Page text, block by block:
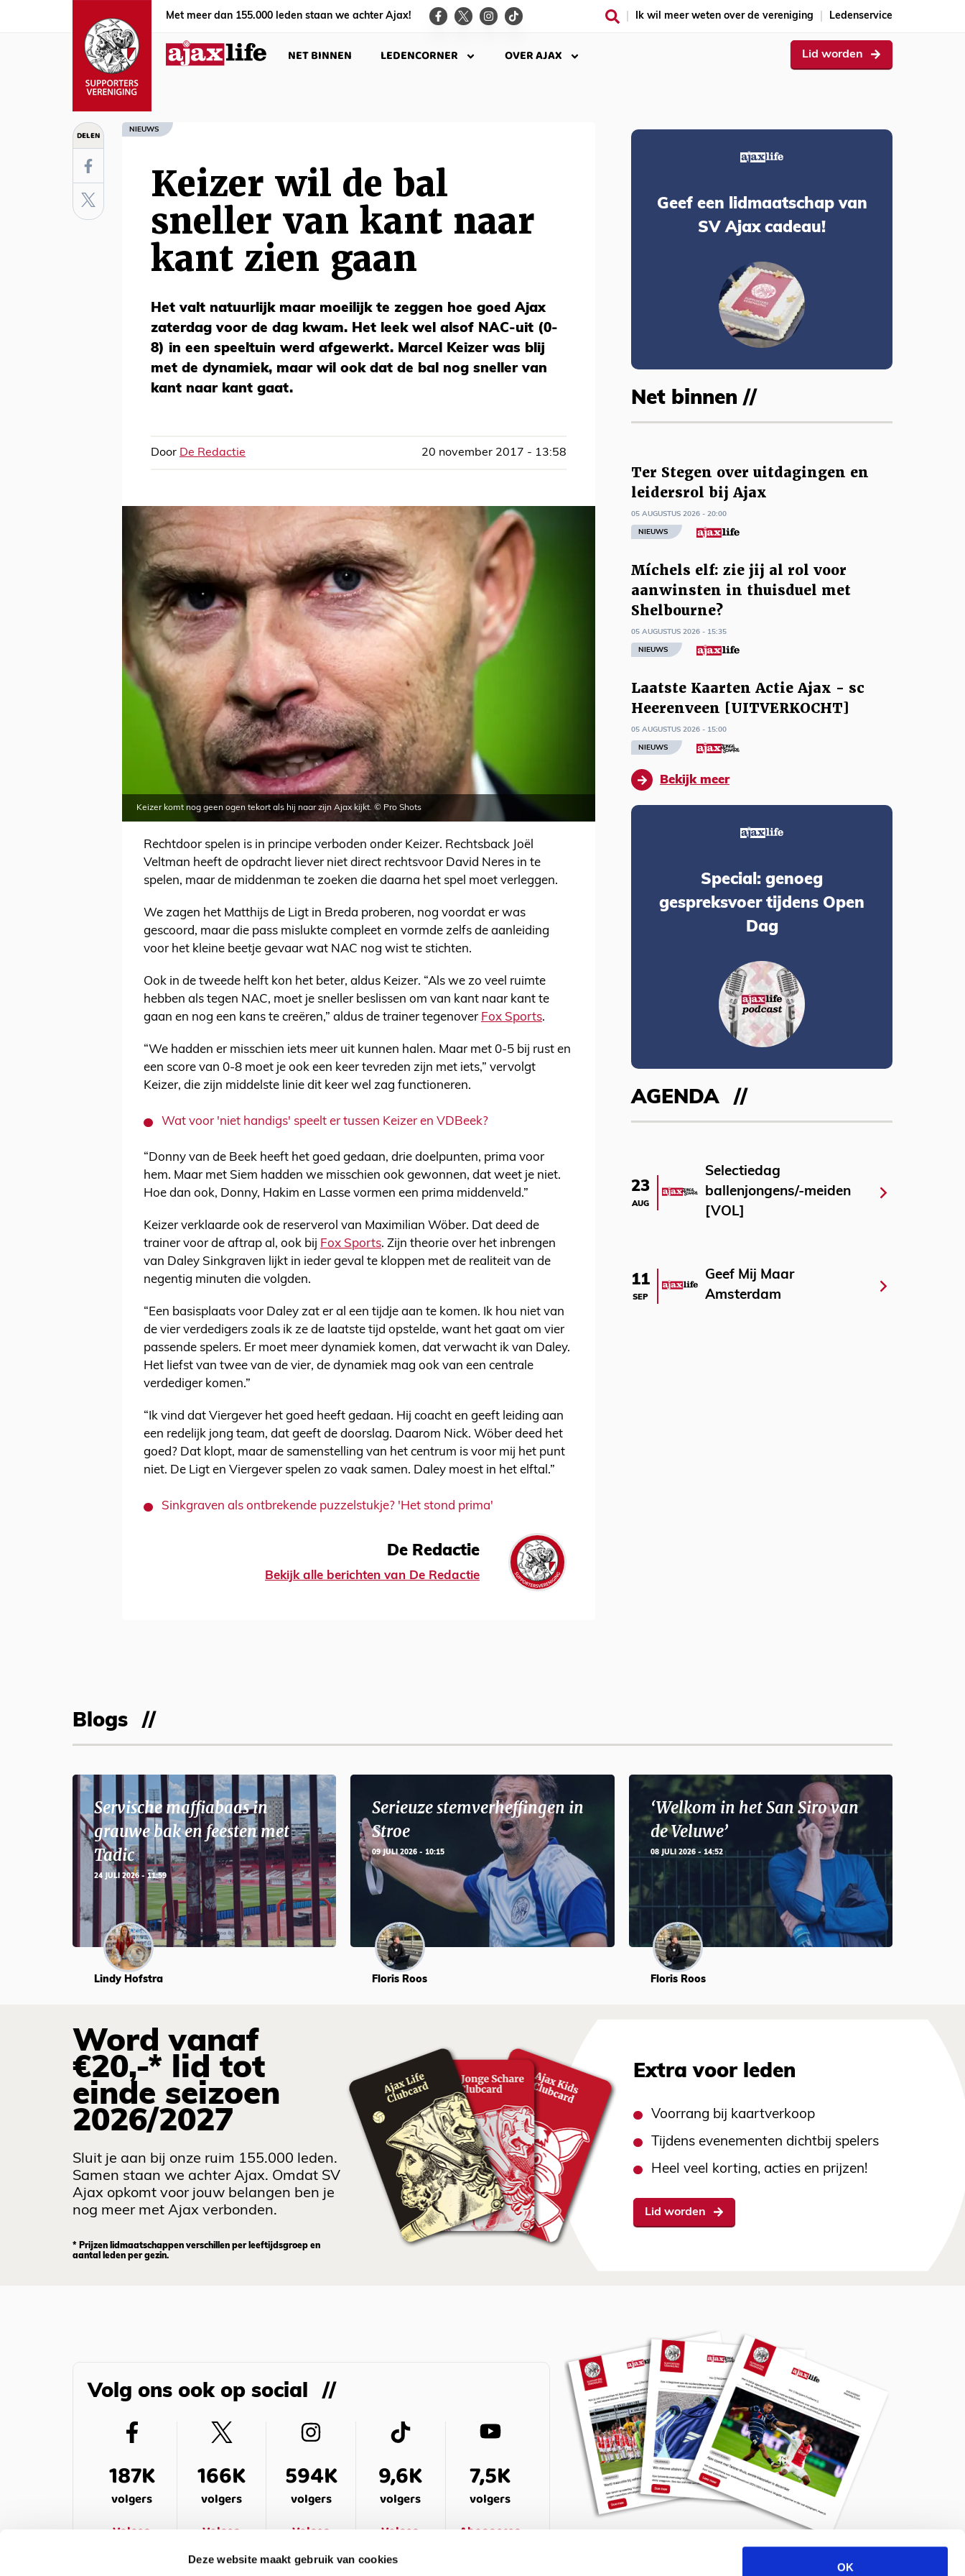
Deze website maakt gebruik van cookies
OK
Met meer dan 155.000 leden staan we achter Ajax! Ik wil meer weten over de vereniging Ledenservice
NET BINNEN LEDENCORNER OVER AJAX Lid worden
DELEN NIEUWS
Keizer wil de bal
sneller van kant naar
kant zien gaan
Het valt natuurlijk maar moeilijk te zeggen hoe goed Ajax
zaterdag voor de dag kwam. Het leek wel alsof NAC-uit (0-
8) in een speeltuin werd afgewerkt. Marcel Keizer was blij
met de dynamiek, maar wil ook dat de bal nog sneller van
kant naar kant gaat.
Door De Redactie 20 november 2017 - 13:58
Keizer komt nog geen ogen tekort als hij naar zijn Ajax kijkt. © Pro Shots
Rechtdoor spelen is in principe verboden onder Keizer. Rechtsback Joël
Veltman heeft de opdracht liever niet direct rechtsvoor David Neres in te
spelen, maar de middenman te zoeken die daarna het spel moet verleggen.
We zagen het Matthijs de Ligt in Breda proberen, nog voordat er was
gescoord, maar die pass mislukte compleet en vormde zelfs de aanleiding
voor het kleine beetje gevaar wat NAC nog wist te stichten.
Ook in de tweede helft kon het beter, aldus Keizer. “Als we zo veel ruimte
hebben als tegen NAC, moet je sneller beslissen om van kant naar kant te
gaan en nog een kans te creëren,” aldus de trainer tegenover Fox Sports.
“We hadden er misschien iets meer uit kunnen halen. Maar met 0-5 bij rust en
een score van 0-8 moet je ook een keer tevreden zijn met iets,” vervolgt
Keizer, die zijn middelste linie dit keer wel zag functioneren.
Wat voor 'niet handigs' speelt er tussen Keizer en VDBeek?
“Donny van de Beek heeft het goed gedaan, drie doelpunten, prima voor
hem. Maar met Siem hadden we misschien ook gewonnen, dat weet je niet.
Hoe dan ook, Donny, Hakim en Lasse vormen een prima middenveld.”
Keizer verklaarde ook de reserverol van Maximilian Wöber. Dat deed de
trainer voor de aftrap al, ook bij Fox Sports. Zijn theorie over het inbrengen
van Daley Sinkgraven lijkt in ieder geval te kloppen met de realiteit van de
negentig minuten die volgden.
“Een basisplaats voor Daley zat er al een tijdje aan te komen. Ik hou niet van
de vier verdedigers zoals ik ze de laatste tijd opstelde, want het gaat om vier
passende spelers. Er moet meer dynamiek komen, dat verwacht ik van Daley.
Het liefst van twee van de vier, de dynamiek mag ook van een centrale
verdediger komen.”
“Ik vind dat Viergever het goed heeft gedaan. Hij coacht en geeft leiding aan
een redelijk jong team, dat geeft de doorslag. Daarom Nick. Wöber deed het
goed? Dat klopt, maar de samenstelling van het centrum is voor mij het punt
niet. De Ligt en Viergever spelen zo vaak samen. Daley moest in het elftal.”
Sinkgraven als ontbrekende puzzelstukje? 'Het stond prima'
De Redactie
Bekijk alle berichten van De Redactie
Geef een lidmaatschap van
SV Ajax cadeau!
Net binnen //
Ter Stegen over uitdagingen en
leidersrol bij Ajax
05 AUGUSTUS 2026 - 20:00
NIEUWS
Míchels elf: zie jij al rol voor
aanwinsten in thuisduel met
Shelbourne?
05 AUGUSTUS 2026 - 15:35
NIEUWS
Laatste Kaarten Actie Ajax - sc
Heerenveen [UITVERKOCHT]
05 AUGUSTUS 2026 - 15:00
NIEUWS
Bekijk meer
Special: genoeg
gespreksvoer tijdens Open
Dag
AGENDA
23
AUG
Selectiedag
ballenjongens/-meiden
[VOL]
11
SEP
Geef Mij Maar
Amsterdam
Blogs
Servische maffiabaas in
grauwe bak en feesten met
Tadic
24 JULI 2026 - 11:59
Lindy Hofstra
Serieuze stemverheffingen in
Stroe
09 JULI 2026 - 10:15
Floris Roos
‘Welkom in het San Siro van
de Veluwe’
08 JULI 2026 - 14:52
Floris Roos
Word vanaf
€20,-* lid tot
einde seizoen
2026/2027
Sluit je aan bij onze ruim 155.000 leden.
Samen staan we achter Ajax. Omdat SV
Ajax opkomt voor jouw belangen ben je
nog meer met Ajax verbonden.
* Prijzen lidmaatschappen verschillen per leeftijdsgroep en
aantal leden per gezin.
Extra voor leden
Voorrang bij kaartverkoop
Tijdens evenementen dichtbij spelers
Heel veel korting, acties en prijzen!
Lid worden
Volg ons ook op social
187K
volgers
Volgen
166K
volgers
Volgen
594K
volgers
Volgen
9,6K
volgers
Volgen
7,5K
volgers
Abonneren
Meld je aan voor de nieuwsbrief